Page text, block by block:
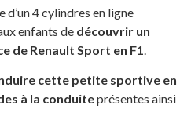
d’un 4 cylindres en ligne
enfants de découvrir un
de Renault Sport en F1.
cette petite sportive en
à la conduiteprésentes ainsi